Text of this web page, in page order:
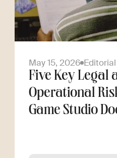
May 15, 2026
Five Key Legal
Operational
Game Studio